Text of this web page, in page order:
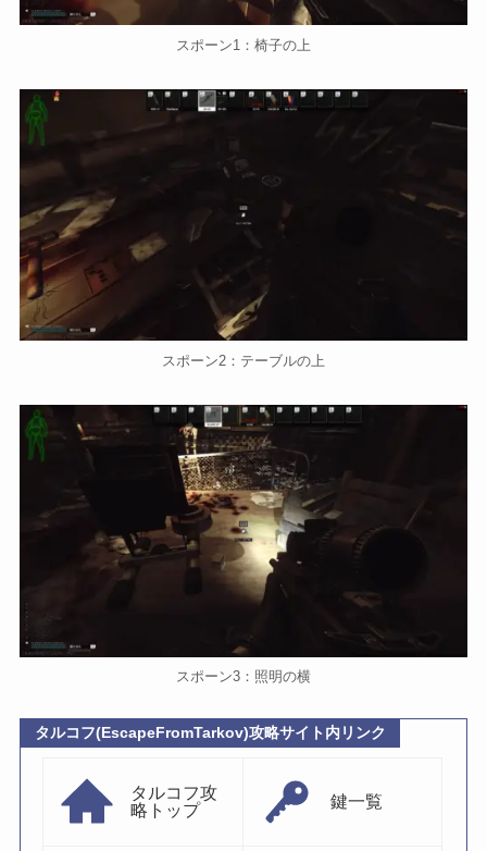
スポーン1：椅子の上
スポーン2：テーブルの上
スポーン3：照明の横
タルコフ(EscapeFromTarkov)攻略サイト内リンク
タルコフ攻
略トップ
鍵一覧